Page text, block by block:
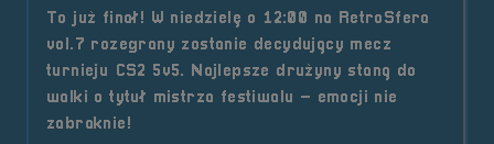
To już finał! W niedzielę o 12:00 na RetroSfera
vol.7 rozegrany zostanie decydujący mecz
turnieju CS2 5v5. Najlepsze drużyny staną do
walki o tytuł mistrza festiwalu – emocji nie
zabraknie!